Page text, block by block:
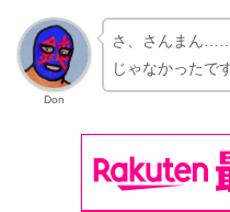
Don
さ、さんまん
じゃなかったで